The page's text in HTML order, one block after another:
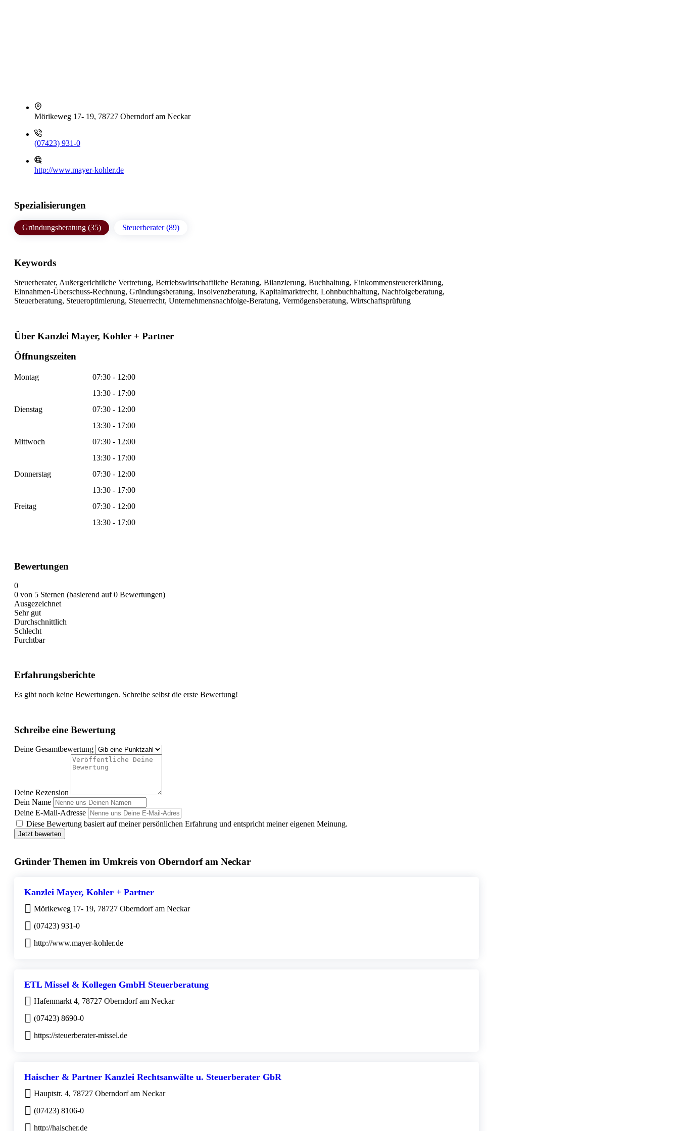
Mörikeweg 17- 19, 78727 Oberndorf am Neckar
(07423) 931-0
http://www.mayer-kohler.de
Spezialisierungen
Gründungsberatung (35) Steuerberater (89)
Keywords
Steuerberater, Außergerichtliche Vertretung, Betriebswirtschaftliche Beratung, Bilanzierung, Buchhaltung, Einkommensteuererklärung,
Einnahmen-Überschuss-Rechnung, Gründungsberatung, Insolvenzberatung, Kapitalmarktrecht, Lohnbuchhaltung, Nachfolgeberatung,
Steuerberatung, Steueroptimierung, Steuerrecht, Unternehmensnachfolge-Beratung, Vermögensberatung, Wirtschaftsprüfung
Über Kanzlei Mayer, Kohler + Partner
Öffnungszeiten
Montag
07:30 - 12:00
13:30 - 17:00
Dienstag
07:30 - 12:00
13:30 - 17:00
Mittwoch
07:30 - 12:00
13:30 - 17:00
Donnerstag
07:30 - 12:00
13:30 - 17:00
Freitag
07:30 - 12:00
13:30 - 17:00
Bewertungen
0
0 von 5 Sternen (basierend auf 0 Bewertungen)
Ausgezeichnet
Sehr gut
Durchschnittlich
Schlecht
Furchtbar
Erfahrungsberichte
Es gibt noch keine Bewertungen. Schreibe selbst die erste Bewertung!
Schreibe eine Bewertung
Deine Gesamtbewertung
Deine Rezension
Dein Name
Deine E-Mail-Adresse
Diese Bewertung basiert auf meiner persönlichen Erfahrung und entspricht meiner eigenen Meinung.
Jetzt bewerten
Gründer Themen im Umkreis von Oberndorf am Neckar
Kanzlei Mayer, Kohler + Partner
Mörikeweg 17- 19, 78727 Oberndorf am Neckar
(07423) 931-0
http://www.mayer-kohler.de
ETL Missel & Kollegen GmbH Steuerberatung
Hafenmarkt 4, 78727 Oberndorf am Neckar
(07423) 8690-0
https://steuerberater-missel.de
Haischer & Partner Kanzlei Rechtsanwälte u. Steuerberater GbR
Hauptstr. 4, 78727 Oberndorf am Neckar
(07423) 8106-0
http://haischer.de